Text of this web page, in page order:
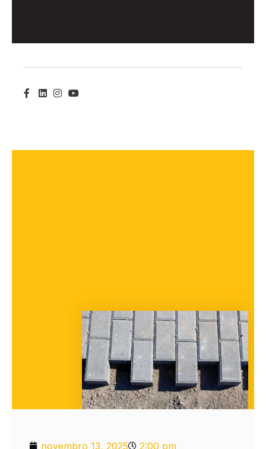
novembro 13, 2025 2:00 pm